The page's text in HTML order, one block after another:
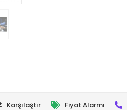
Karşılaştır Fiyat Alarmı